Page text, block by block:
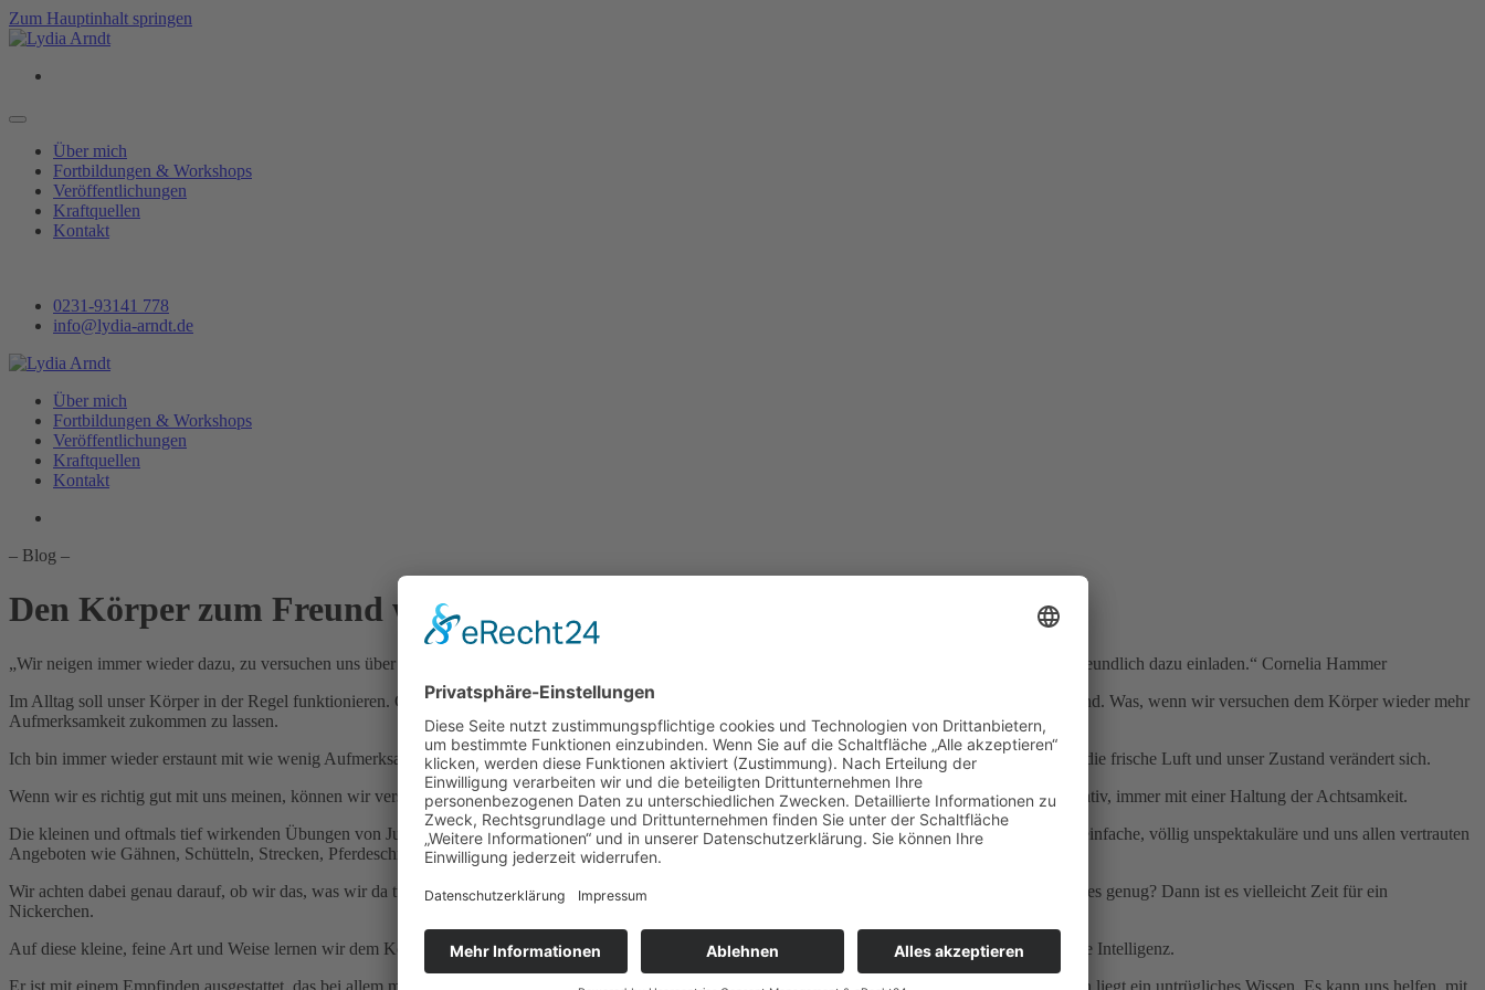
Zum Hauptinhalt springen
Über mich
Fortbildungen & Workshops
Veröffentlichungen
Kraftquellen
Kontakt
0231-93141 778
info@lydia-arndt.de
Über mich
Fortbildungen & Workshops
Veröffentlichungen
Kraftquellen
Kontakt
– Blog –
Den Körper zum Freund werden lassen.
„Wir neigen immer wieder dazu, zu versuchen uns über „zusammenreißen“ zu stabilisieren. Unser Körper findet seine Stabilität am besten, wenn wir ihn freundlich dazu einladen.“ Cornelia Hammer
Im Alltag soll unser Körper in der Regel funktionieren. Gerne reibungslos. Schmerzen oder andere Symptome empfinden wir in der Regel schnell als störend. Was, wenn wir versuchen dem Körper wieder mehr
Aufmerksamkeit zukommen zu lassen.
Ich bin immer wieder erstaunt mit wie wenig Aufmerksamkeit unser Körper zufrieden ist. Eine kleine Pause zwischendurch, ein Glas Wasser, ein Gang an die frische Luft und unser Zustand verändert sich.
Wenn wir es richtig gut mit uns meinen, können wir versuchen den Körper, wie einen guten Freund ins Wohlgefühl einzuladen. Mal spielerisch, mal meditativ, immer mit einer Haltung der Achtsamkeit.
Die kleinen und oftmals tief wirkenden Übungen von Julie Henderson, der Begründerin von Zapchen Somatics, sind dabei eine wunderbare Hilfe. Durch einfache, völlig unspektakuläre und uns allen vertrauten
Angeboten wie Gähnen, Schütteln, Strecken, Pferdeschnauben oder Arme schlenkern laden wir den Körper ein in seine Balance zurück zu finden.
Wir achten dabei genau darauf, ob wir das, was wir da tun auch mögen, ob es sich gut für uns anfühlt. Wir achten auch auf unsere Grenze. Wann genau ist es genug? Dann ist es vielleicht Zeit für ein
Nickerchen.
Auf diese kleine, feine Art und Weise lernen wir dem Körper zu lauschen und zu vertrauen, wie einem guten Freund. Unser Körper besitzt eine ganz eigene Intelligenz.
Er ist mit einem Empfinden ausgestattet, das bei allem mitschwingt, was wir erleben und erlebt haben, was wir denken und fühlen. In diesem Mitschwingen liegt ein untrügliches Wissen. Es kann uns helfen, mit